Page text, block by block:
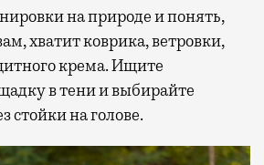
на природе и понять,
хватит коврика, ветровки,
крема. Ищите
в тени и выбирайте
стойки на голове.